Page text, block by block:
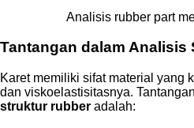
Analisis rubber part
Tantangan dalam Analisis
Karet memiliki sifat material yang
dan viskoelastisitasnya.
struktur rubber adalah: